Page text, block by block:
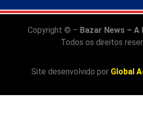
Copyright © – Bazar News – A
Todos os direitos
Site desenvolvido por Global